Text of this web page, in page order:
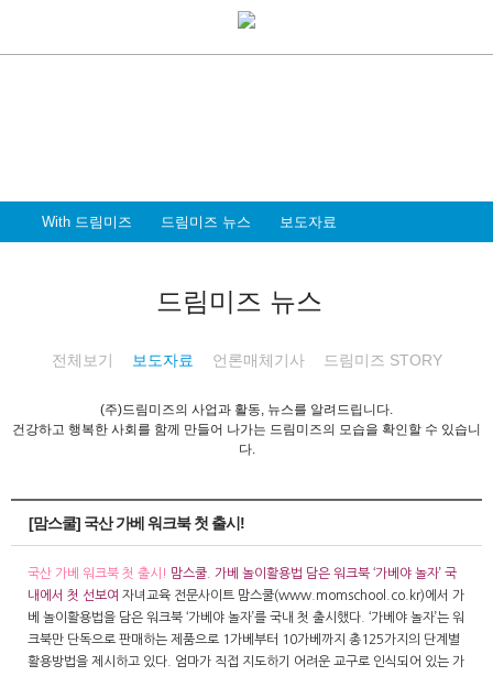
With 드림미즈 드림미즈 뉴스 보도자료
드림미즈 뉴스
전체보기 보도자료 언론매체기사 드림미즈 STORY
(주)드림미즈의 사업과 활동, 뉴스를 알려드립니다.
건강하고 행복한 사회를 함께 만들어 나가는 드림미즈의 모습을 확인할 수 있습니
다.
[맘스쿨] 국산 가베 워크북 첫 출시!
국산 가베 워크북 첫 출시! 맘스쿨. 가베 놀이활용법 담은 워크북 ‘가베야 놀자’ 국
내에서 첫 선보여 자녀교육 전문사이트 맘스쿨(www.momschool.co.kr)에서 가
베 놀이활용법을 담은 워크북 ‘가베야 놀자’를 국내 첫 출시했다. ‘가베야 놀자’는 워
크북만 단독으로 판매하는 제품으로 1가베부터 10가베까지 총125가지의 단계별
활용방법을 제시하고 있다. 엄마가 직접 지도하기 어려운 교구로 인식되어 있는 가